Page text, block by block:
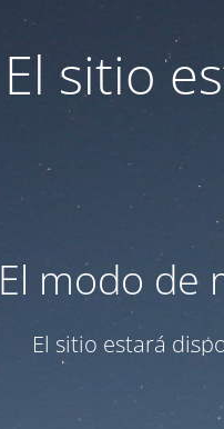
El sitio
El modo de
El sitio estará